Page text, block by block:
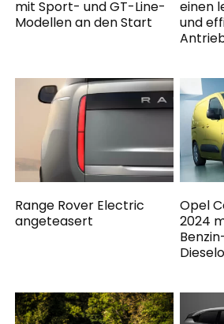
mit Sport- und GT-Line-
Modellen an den Start
einen
und
Range Rover Electric
angeteasert
Opel
2024